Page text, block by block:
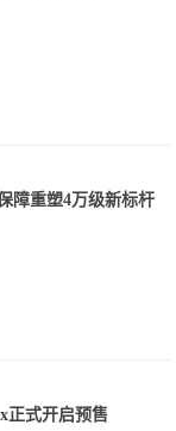
障重塑4万级新标杆
正式开启预售